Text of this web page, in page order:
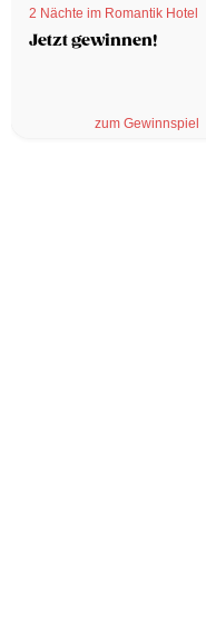
2 Nächte im Romantik Hotel
Jetzt gewinnen!
zum Gewinnspiel